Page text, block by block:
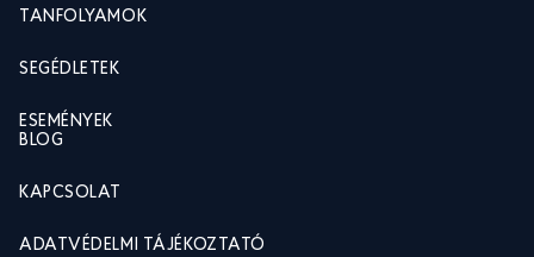
TANFOLYAMOK
SEGÉDLETEK
ESEMÉNYEK
BLOG
KAPCSOLAT
ADATVÉDELMI TÁJÉKOZTATÓ